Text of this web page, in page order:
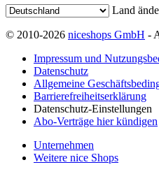
Land
© 2010-2026 niceshops GmbH -
Impressum und
Datenschutz
Allgemeine
Barrierefreiheitserklärung
Datenschutz-Einstellungen
Abo-Verträge hier kündigen
Unternehmen
Weitere nice Shops